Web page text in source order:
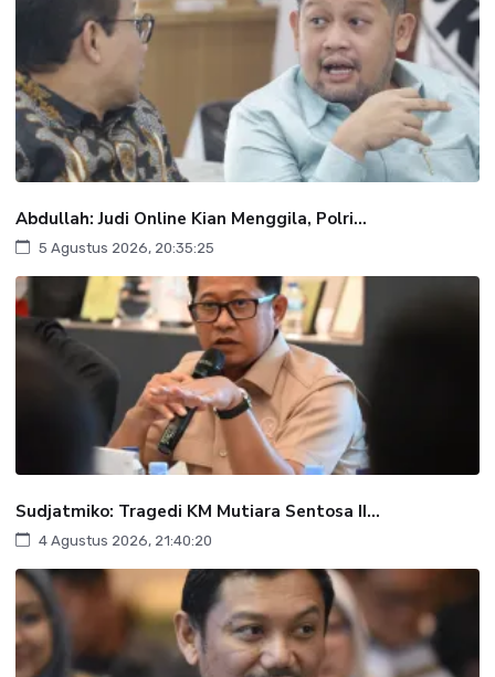
Abdullah: Judi Online Kian Menggila, Polri...
5 Agustus 2026, 20:35:25
Sudjatmiko: Tragedi KM Mutiara Sentosa II...
4 Agustus 2026, 21:40:20